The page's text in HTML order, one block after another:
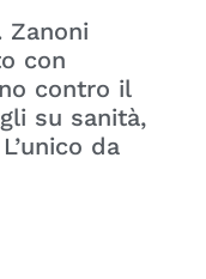
Zanoni
con
contro il
su sanità,
da